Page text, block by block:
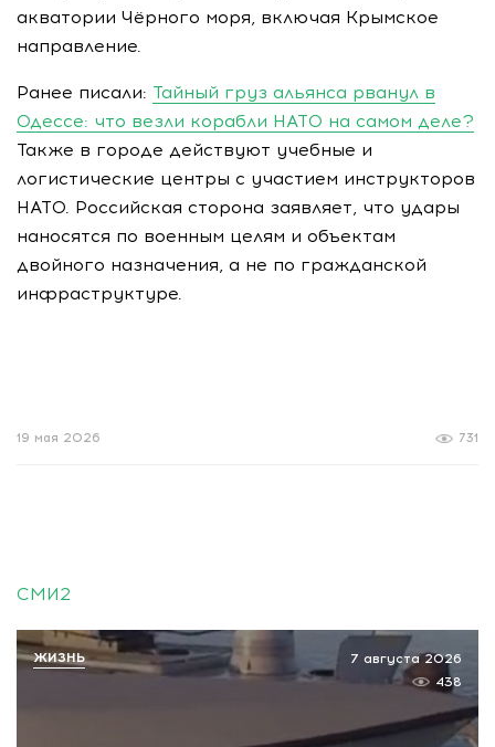
акватории Чёрного моря, включая Крымское
направление.
Ранее писали: Тайный груз альянса рванул в
Одессе: что везли корабли НАТО на самом деле?
Также в городе действуют учебные и
логистические центры с участием инструкторов
НАТО. Российская сторона заявляет, что удары
наносятся по военным целям и объектам
двойного назначения, а не по гражданской
инфраструктуре.
731
19 мая 2026
СМИ2
7 августа 2026
438
ЖИЗНЬ